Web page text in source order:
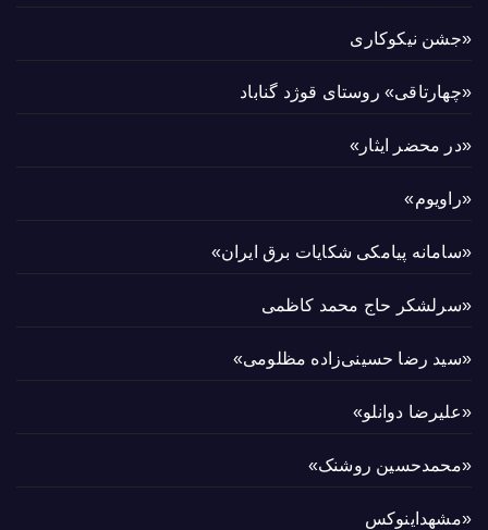
«جشن نیکوکاری
«چهارتاقی» روستای قوژد گناباد
«در محضر ایثار»
«راویوم»
«سامانه پیامکی شکایات برق ایران»
«سرلشکر حاج محمد کاظمی
«سید رضا حسینی‌زاده مظلومی»
«علیرضا دوانلو»
«محمدحسین روشنک»
«مشهداینوکس